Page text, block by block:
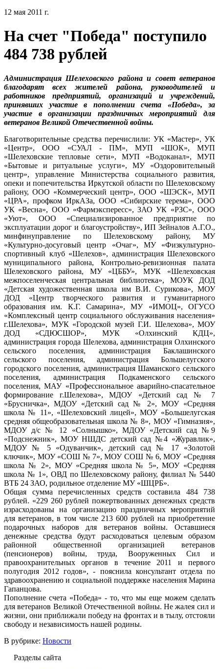
12 мая 2011 г.
На счет "Победа" поступило
484 738 рублей
Администрация Шелеховского района и совет ветеранов
благодарят всех жителей района, руководителей и
работников предприятий, организаций и учреждений,
принявших участие в пополнении счета «Победа», за
участие в организации праздничных мероприятий для
ветеранов Великой Отечественной войны.
Благотворительные средства перечислили: УК «Мастер», УК
«Центр», ООО «СУАЛ - ПМ», МУП «ШОК», МУП
«Шелеховские тепловые сети», МУП «Водоканал», МУП
«Бытовые и ритуальные услуги», МУ «Оздоровительный
центр», управление Министерства социального развития,
опеки и попечительства Иркутской области по Шелеховскому
району, ООО «Коммерческий центр», ООО «ШЭСК», МУП
«ЦРА», профком ИркАЗа, ООО «Сибирские терема», ООО
УК «Весна», ООО «Фармэкспересс», ЗАО УК «РЗС», ООО
«Уют», ООО «Специализированное предприятие по
эксплуатации дорог и благоустройству», ИП Зейналов А.Г.О.,
минфинуправление по Шелеховскому району, МУ
«Культурно-досуговый центр «Очаг», МУ «Физкультурно-
спортивный клуб «Шелехов», администрация Шелеховского
муниципального района, Контрольно-ревизионная палата
Шелеховского района, МУ «ЦББУ», МУК «Шелеховская
межпоселенческая центральная библиотека», МОУК ДОД
«Детская художественная школа им В.И. Сурикова», МОУ
ДОД «Центр творческого развития и гуманитарного
образования им. К.Г. Самарина», МУ «ИМОЦ», ОГУСО
«Комплексный центр социального обслуживания населения»
г.Шелехова», МУК «Городской музей Г.И. Шелехова», МОУ
ДОД «СДЮСШОР», МУК «Олхинский КДЦ»,
администрация города Шелехова, администрация Олхинского
сельского поселения, администрация Баклашинского
сельского поселения, администрация Большелугского
городского поселения, администрация Шаманского сельского
поселения, администрация Подкаменского сельского
поселения, МАУ «Профессиональное аварийно-спасательное
формирование г.Шелехова», МДОУ «Детский сад № 7
«Брусничка», МДОУ «Детский сад № 2», МОУ «Средняя
школа № 11», «Шелеховский лицей», МОУ «Большелугская
средняя общеобразовательная школа № 8», МОУ «Гимназия»,
МДОУ д/с № 12 «Солнышко», МДОУ «Детский сад №9
«Подснежник», МОУ НШДС детский сад №4 «Журавлик»,
МДОУ № 5 «Одуванчик», детский сад № 17 «Золотой
ключик», МОУ «СОШ № 7», МОУ СОШ № 6, МОУ «Средняя
школа № 2», МОУ «Средняя школа № 5», МОУ «Средняя
школа № 1», ОВД по Шелеховскому району, филиал № 5440
ВТБ 24 ЗАО, родильное отделение МУ «ШЦРБ».
Общая сумма перечисленных средств составила 484 738
рублей. «229 260 рублей пожертвованных денежных средств
израсходованы на организацию праздничных мероприятий
для ветеранов, в том числе 213 600 рублей на приобретение
подарочных наборов для ветеранов войны. Оставшиеся
денежные средства будут расходоваться целевым образом
районной общественной организацией ветеранов
(пенсионеров) войны, труда, Вооруженных Сил и
правоохранительных органов в течение 2011 и первого
полугодия 2012 годов», - пояснила консультант отдела по
здравоохранению и социальной поддержке населения Марина
Гапанцова.
Пополнение счета «Победа» - то, что мы еще можем сделать
для ветеранов Великой Отечественной войны. Не жалея сил и
жизни, они приближали победу на фронтах и в тылу, отстояли
свободу и независимость нашей родины.
В рубрике: Новости
Разделы сайта